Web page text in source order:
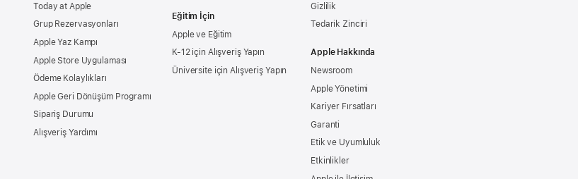
Today at Apple
Grup Rezervasyonları
Apple Yaz Kampı
Apple Store Uygulaması
Ödeme Kolaylıkları
Apple Geri Dönüşüm Programı
Sipariş Durumu
Alışveriş Yardımı
Eğitim İçin
Apple ve Eğitim
K-12 için Alışveriş Yapın
Üniversite için Alışveriş Yapın
Gizlilik
Tedarik Zinciri
Apple Hakkında
Newsroom
Apple Yönetimi
Kariyer Fırsatları
Garanti
Etik ve Uyumluluk
Etkinlikler